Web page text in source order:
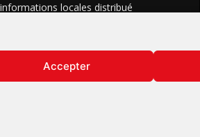
Accepter
locales distribué
et Plaine depuis 2023.